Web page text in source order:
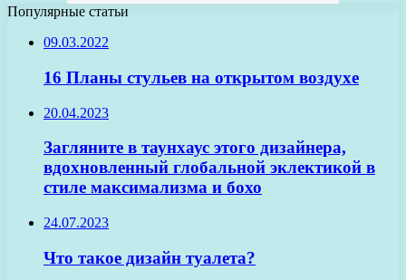
Популярные статьи
09.03.2022
16 Планы стульев на открытом воздухе
20.04.2023
Загляните в таунхаус этого дизайнера,
вдохновленный глобальной эклектикой в
стиле максимализма и бохо
24.07.2023
Что такое дизайн туалета?